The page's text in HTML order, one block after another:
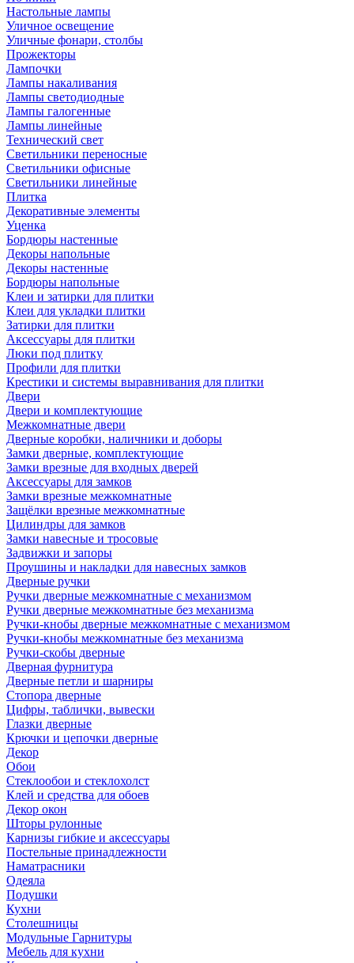
Настольные лампы
Уличное освещение
Уличные фонари, столбы
Прожекторы
Лампочки
Лампы накаливания
Лампы светодиодные
Лампы галогенные
Лампы линейные
Технический свет
Светильники переносные
Светильники офисные
Светильники линейные
Плитка
Декоративные элементы
Уценка
Бордюры настенные
Декоры напольные
Декоры настенные
Бордюры напольные
Клеи и затирки для плитки
Клеи для укладки плитки
Затирки для плитки
Аксессуары для плитки
Люки под плитку
Профили для плитки
Крестики и системы выравнивания для плитки
Двери
Двери и комплектующие
Межкомнатные двери
Дверные коробки, наличники и доборы
Замки дверные, комплектующие
Замки врезные для входных дверей
Аксессуары для замков
Замки врезные межкомнатные
Защёлки врезные межкомнатные
Цилиндры для замков
Замки навесные и тросовые
Задвижки и запоры
Проушины и накладки для навесных замков
Дверные ручки
Ручки дверные межкомнатные с механизмом
Ручки дверные межкомнатные без механизма
Ручки-кнобы дверные межкомнатные с механизмом
Ручки-кнобы межкомнатные без механизма
Ручки-скобы дверные
Дверная фурнитура
Дверные петли и шарниры
Стопора дверные
Цифры, таблички, вывески
Глазки дверные
Крючки и цепочки дверные
Декор
Обои
Стеклообои и стеклохолст
Клей и средства для обоев
Декор окон
Шторы рулонные
Карнизы гибкие и аксессуары
Постельные принадлежности
Наматрасники
Одеяла
Подушки
Кухни
Столешницы
Модульные Гарнитуры
Мебель для кухни